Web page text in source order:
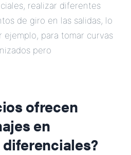
realizar diferentes
de giro en las salidas, lo
ejemplo, para tomar curvas
pero
ofrecen
en